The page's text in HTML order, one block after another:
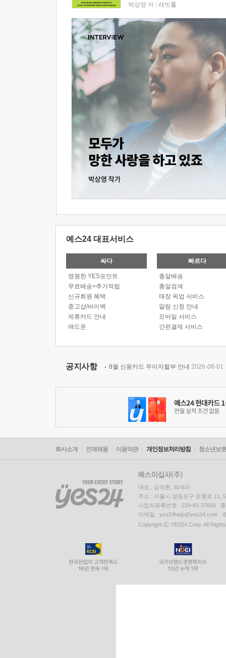
박상영 저 래빗홀
예스24 대표서비스
싸다
영원한 YES포인트
무료배송+추가적립
신규회원 혜택
중고샵/바이백
제휴카드 안내
애드온
빠르다
총알배송
총알검색
매장 픽업 서비스
알림 신청 안내
모바일 서비스
간편결제 서비스
공지사항 8월 신용카드 무이자할부 안내 2026-08-01
회사소개 인재채용 이용약관 개인정보처리방침 청소년보
대표 : 김석환, 최세라
주소 : 서울시 영등포구 은행로 11,
사업자등록번호 : 229-81-37000
이메일 : yes24help@yes24.com
Copyright ⓒ YES24 Corp. All